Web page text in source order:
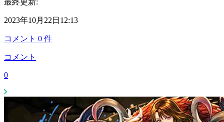
2023年10月22日12:13
コメント 0 件
コメント
0